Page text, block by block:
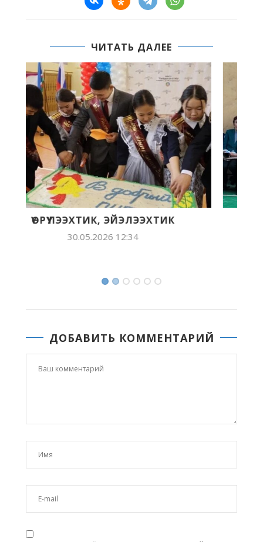
ЧИТАТЬ ДАЛЕЕ
62-С ВЫПУСК
28.05.2026 14:23
ДОБАВИТЬ КОММЕНТАРИЙ